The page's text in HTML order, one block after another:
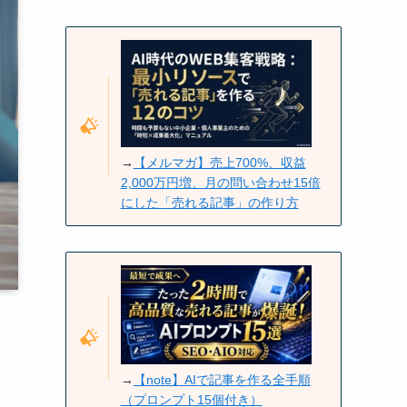
→
【メルマガ】売上700%、収益
2,000万円増、月の問い合わせ15倍
にした「売れる記事」の作り方
→
【note】AIで記事を作る全手順
（プロンプト15個付き）